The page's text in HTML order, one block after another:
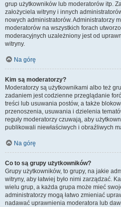
grup użytkowników lub moderatorów itp.
założyciela witryny i innych
nowych administratorów. Administratorzy
moderatorów na wszystkich forach
moderacyjnych uzależniony jest od
witryny.
Na górę
Kim są moderatorzy?
Moderatorzy są użytkownikami albo też
zadaniem jest codzienne przeglądanie
treści lub usuwania postów, a także
przenoszenia, usuwania i dzielenia
reguły moderatorzy czuwają, aby
publikowali niewłaściwych i obraźliwych
Na górę
Co to są grupy użytkowników?
Grupy użytkowników, to grupy, na jakie
witryny, aby łatwiej było nimi zarządzać.
wielu grup, a każda grupa może mieć
administratorzy mogą łatwo zmieniać
nadawać uprawnienia moderatora lub